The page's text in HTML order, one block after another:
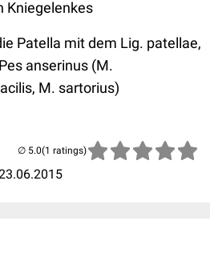
Kniegelenkes
Patella mit dem Lig. patellae,
anserinus (M.
M. sartorius)
(1 ratings)